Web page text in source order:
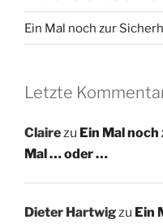
Ein Mal noch zur
Letzte
Claire zu Ein Mal
Mal … oder …
Dieter Hartwig zu Ein